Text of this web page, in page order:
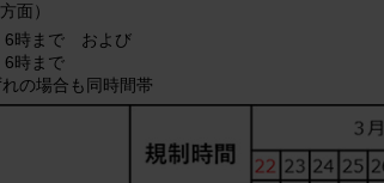
面）
6時まで および
6時まで
の場合も同時間帯